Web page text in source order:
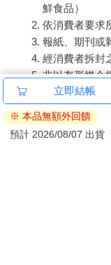
鮮食品）
依消費者要求
報紙、期刊或
經消費者拆封
非以有形媒介
上服務，經
子雜誌、下載
已拆封之個人